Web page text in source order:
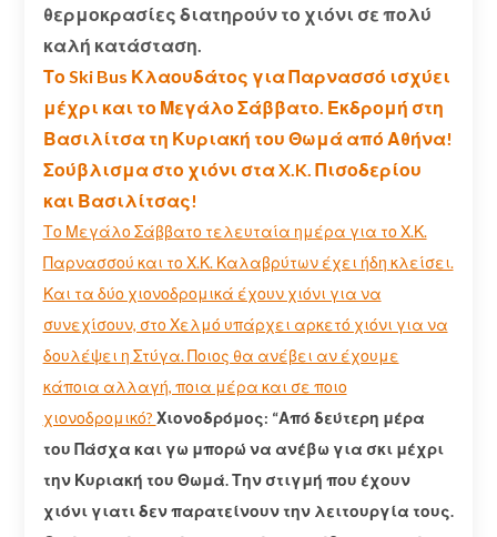
θερμοκρασίες διατηρούν το χιόνι σε πολύ
καλή κατάσταση.
Το Ski Bus Κλαουδάτος για Παρνασσό ισχύει
μέχρι και το Μεγάλο Σάββατο. Εκδρομή στη
Βασιλίτσα τη Κυριακή του Θωμά από Αθήνα!
Σούβλισμα στο χιόνι στα X.K. Πισοδερίου
και Βασιλίτσας!
Το Μεγάλο Σάββατο τελευταία ημέρα για το Χ.Κ.
Παρνασσού και το Χ.Κ. Καλαβρύτων έχει ήδη κλείσει.
Και τα δύο χιονοδρομικά έχουν χιόνι για να
συνεχίσουν, στο Χελμό υπάρχει αρκετό χιόνι για να
δουλέψει η Στύγα. Ποιος θα ανέβει αν έχουμε
κάποια αλλαγή, ποια μέρα και σε ποιο
χιονοδρομικό? Χιονοδρόμος: “Από δεύτερη μέρα
του Πάσχα και γω μπορώ να ανέβω για σκι μέχρι
την Κυριακή του Θωμά. Την στιγμή που έχουν
χιόνι γιατι δεν παρατείνουν την λειτουργία τους.